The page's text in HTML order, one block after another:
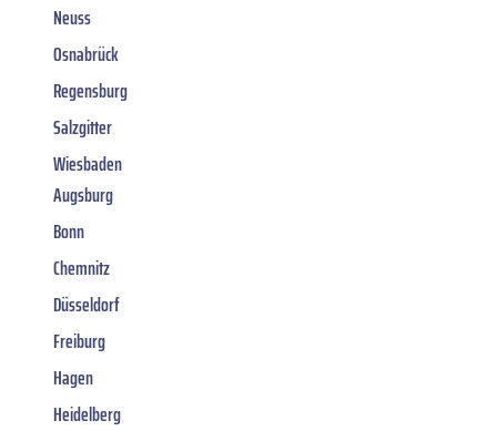
Neuss
Osnabrück
Regensburg
Salzgitter
Wiesbaden
Augsburg
Bonn
Chemnitz
Düsseldorf
Freiburg
Hagen
Heidelberg